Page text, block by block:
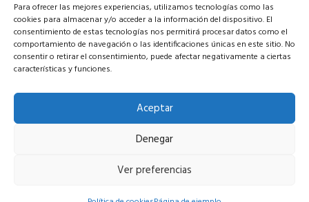
Para ofrecer las mejores experiencias, utilizamos tecnologías como las
cookies para almacenar y/o acceder a la información del dispositivo. El
consentimiento de estas tecnologías nos permitirá procesar datos como el
comportamiento de navegación o las identificaciones únicas en este sitio. No
consentir o retirar el consentimiento, puede afectar negativamente a ciertas
características y funciones.
Aceptar
Denegar
Ver preferencias